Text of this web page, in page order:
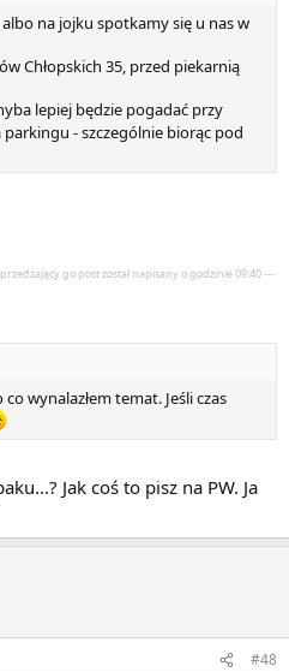
na jojku spotkamy się u nas w
Chłopskich 35, przed piekarnią
lepiej będzie pogadać przy
parkingu - szczególnie biorąc pod
go post został napisany o godzinie 09:40 ---
wynalazłem temat. Jeśli czas
Jak coś to pisz na PW. Ja
#48